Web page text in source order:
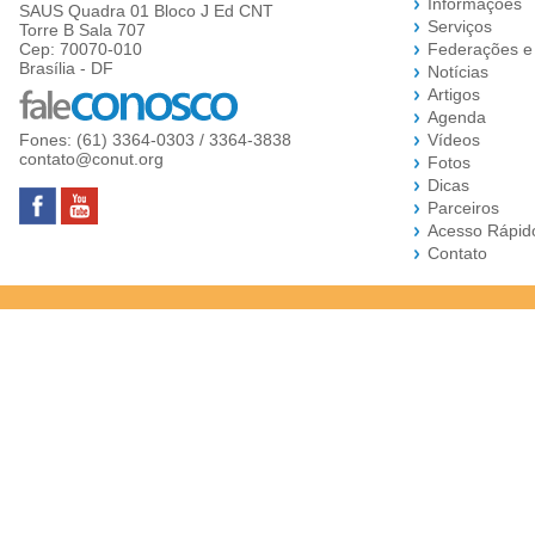
SAUS Quadra 01 Bloco J Ed CNT
Torre B Sala 707
Cep: 70070-010
Brasília - DF
Fones: (61) 3364-0303 / 3364-3838
contato@conut.org
Serviços
Federações
Notícias
Artigos
Agenda
Vídeos
Fotos
Dicas
Parceiros
Acesso
Contato